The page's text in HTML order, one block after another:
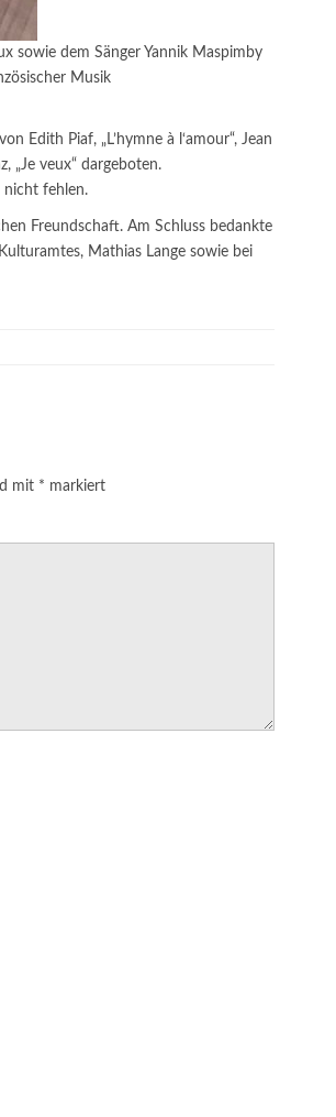
sowie dem Sänger Yannik Maspimby
Musik
Edith Piaf, „L’hymne à l‘amour“, Jean
„Je veux“ dargeboten.
nicht fehlen.
Freundschaft. Am Schluss bedankte
Mathias Lange sowie bei
mit * markiert